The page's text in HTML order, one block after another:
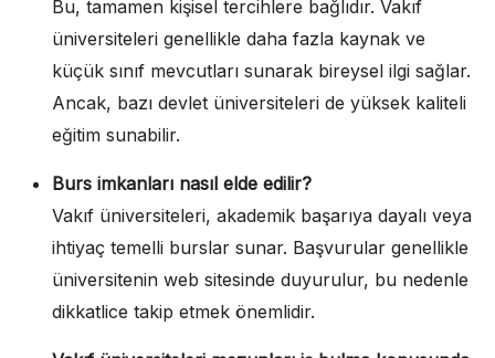
Bu, tamamen kişisel tercihlere bağlıdır. Vakıf
üniversiteleri genellikle daha fazla kaynak ve
küçük sınıf mevcutları sunarak bireysel ilgi sağlar.
Ancak, bazı devlet üniversiteleri de yüksek kaliteli
eğitim sunabilir.
Burs imkanları nasıl elde edilir?
Vakıf üniversiteleri, akademik başarıya dayalı veya
ihtiyaç temelli burslar sunar. Başvurular genellikle
üniversitenin web sitesinde duyurulur, bu nedenle
dikkatlice takip etmek önemlidir.